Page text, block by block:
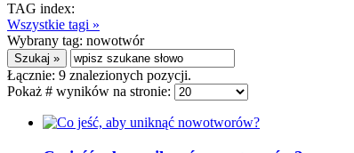
TAG index:
Wszystkie tagi »
Wybrany tag: nowotwór
Łącznie: 9 znalezionych pozycji.
Pokaż # wyników na stronie: